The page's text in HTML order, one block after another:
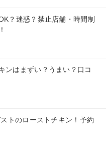
？迷惑？禁止店舗・時間制
ンはまずい？うまい？口コ
トのローストチキン！予約